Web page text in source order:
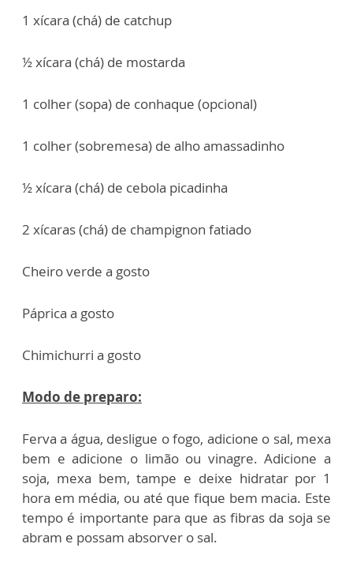
1 xícara (chá) de catchup
½ xícara (chá) de mostarda
1 colher (sopa) de conhaque (opcional)
1 colher (sobremesa) de alho amassadinho
½ xícara (chá) de cebola picadinha
2 xícaras (chá) de champignon fatiado
Cheiro verde a gosto
Páprica a gosto
Chimichurri a gosto
Modo de preparo:
Ferva a água, desligue o fogo, adicione o sal, mexa
bem e adicione o limão ou vinagre. Adicione a
soja, mexa bem, tampe e deixe hidratar por 1
hora em média, ou até que fique bem macia. Este
tempo é importante para que as fibras da soja se
abram e possam absorver o sal.